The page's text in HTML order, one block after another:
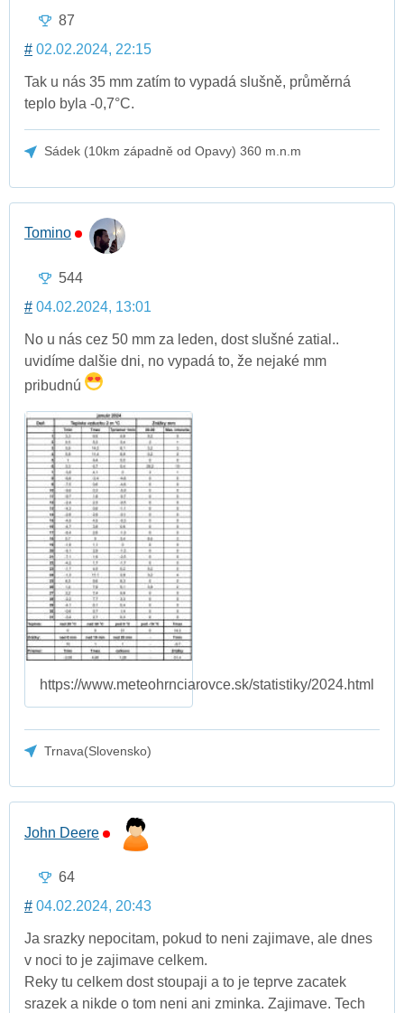
87
# 02.02.2024, 22:15
Tak u nás 35 mm zatím to vypadá slušně, průměrná
teplo byla -0,7°C.
Sádek (10km západně od Opavy) 360 m.n.m
Tomino
544
# 04.02.2024, 13:01
No u nás cez 50 mm za leden, dost slušné zatial..
uvidíme dalšie dni, no vypadá to, že nejaké mm
pribudnú
https://www.meteohrnciarovce.sk/statistiky/2024.html
Trnava(Slovensko)
John Deere
64
# 04.02.2024, 20:43
Ja srazky nepocitam, pokud to neni zajimave, ale dnes
v noci to je zajimave celkem.
Reky tu celkem dost stoupaji a to je teprve zacatek
srazek a nikde o tom neni ani zminka. Zajimave. Tech